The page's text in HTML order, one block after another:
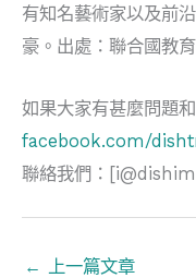
有知名藝術家以及前
豪。出處：聯合國教
如果大家有甚麼問題
facebook.com/
聯絡我們：[
← 上一篇文章